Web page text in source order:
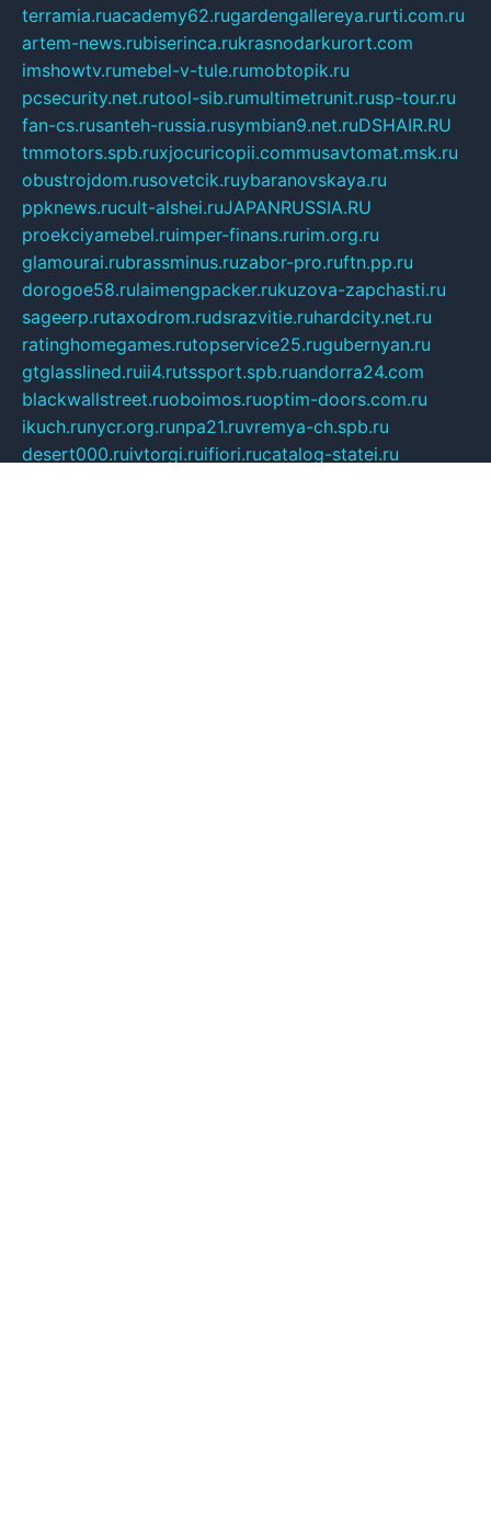
terramia.ruacademy62.rugardengallereya.rurti.com.ru
artem-news.rubiserinca.rukrasnodarkurort.com
imshowtv.rumebel-v-tule.rumobtopik.ru
pcsecurity.net.rutool-sib.rumultimetrunit.rusp-tour.ru
fan-cs.rusanteh-russia.rusymbian9.net.ruDSHAIR.RU
tmmotors.spb.ruxjocuricopii.commusavtomat.msk.ru
obustrojdom.rusovetcik.ruybaranovskaya.ru
ppknews.rucult-alshei.ruJAPANRUSSIA.RU
proekciyamebel.ruimper-finans.rurim.org.ru
glamourai.rubrassminus.ruzabor-pro.ruftn.pp.ru
dorogoe58.rulaimengpacker.rukuzova-zapchasti.ru
sageerp.rutaxodrom.rudsrazvitie.ruhardcity.net.ru
ratinghomegames.rutopservice25.rugubernyan.ru
gtglasslined.ruii4.rutssport.spb.ruandorra24.com
blackwallstreet.ruoboimos.ruoptim-doors.com.ru
ikuch.runycr.org.runpa21.ruvremya-ch.spb.ru
desert000.ruivtorgi.ruifiori.rucatalog-statei.ru